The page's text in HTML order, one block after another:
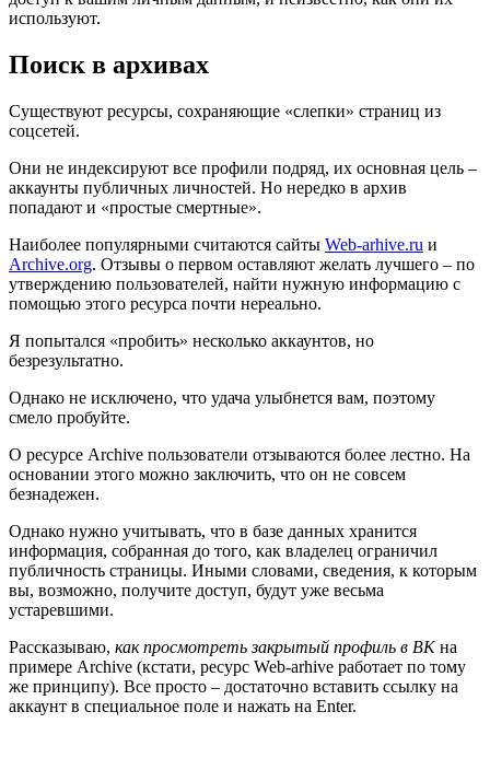
используют.
Поиск в архивах
Существуют ресурсы, сохраняющие «слепки» страниц из
соцсетей.
Они не индексируют все профили подряд, их основная цель –
аккаунты публичных личностей. Но нередко в архив
попадают и «простые смертные».
Наиболее популярными считаются сайты Web-arhive.ru и
Archive.org. Отзывы о первом оставляют желать лучшего – по
утверждению пользователей, найти нужную информацию с
помощью этого ресурса почти нереально.
Я попытался «пробить» несколько аккаунтов, но
безрезультатно.
Однако не исключено, что удача улыбнется вам, поэтому
смело пробуйте.
О ресурсе Archive пользователи отзываются более лестно. На
основании этого можно заключить, что он не совсем
безнадежен.
Однако нужно учитывать, что в базе данных хранится
информация, собранная до того, как владелец ограничил
публичность страницы. Иными словами, сведения, к которым
вы, возможно, получите доступ, будут уже весьма
устаревшими.
Рассказываю, как просмотреть закрытый профиль в ВКна
примере Archive (кстати, ресурс Web-arhive работает по тому
же принципу). Все просто – достаточно вставить ссылку на
аккаунт в специальное поле и нажать на Enter.